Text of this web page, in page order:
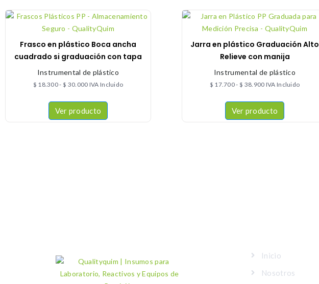
Frasco en plástico Boca ancha
cuadrado si graduación con tapa
Instrumental de plástico
$ 18.300- $ 30.000 IVA Incluido
Ver producto
Jarra en plástico Graduación Alto
Relieve con manija
Instrumental de plástico
$ 17.700- $ 38.900 IVA Incluido
Ver producto
Inicio
Nosotros